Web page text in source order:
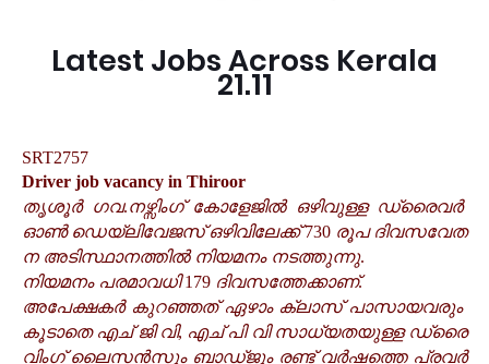
Latest Jobs Across Kerala
21.11
SRT2757
Driver job vacancy in Thiroor
തൃശൂർ ഗവ.നഴ്സിംഗ് കോളേജിൽ ഒഴിവുള്ള ഡ്രൈവർ
ഓൺ ഡെയ്ലിവേജസ്ഒഴിവിലേക്ക്730 രൂപ ദിവസവേത
ന അടിസ്ഥാനത്തിൽ നിയമനം നടത്തുന്നു.
നിയമനം പരമാവധി179 ദിവസത്തേക്കാണ്.
അപേക്ഷകർ കുറഞ്ഞത് ഏഴാം ക്ലാസ് പാസായവരും
കൂടാതെ എച്ജി വി, എച്പി വി സാധ്യതയുള്ള ഡ്രൈ
വിംഗ് ലൈസൻസും ബാഡ്ജും രണ്ട് വർഷത്തെ പ്രവർ